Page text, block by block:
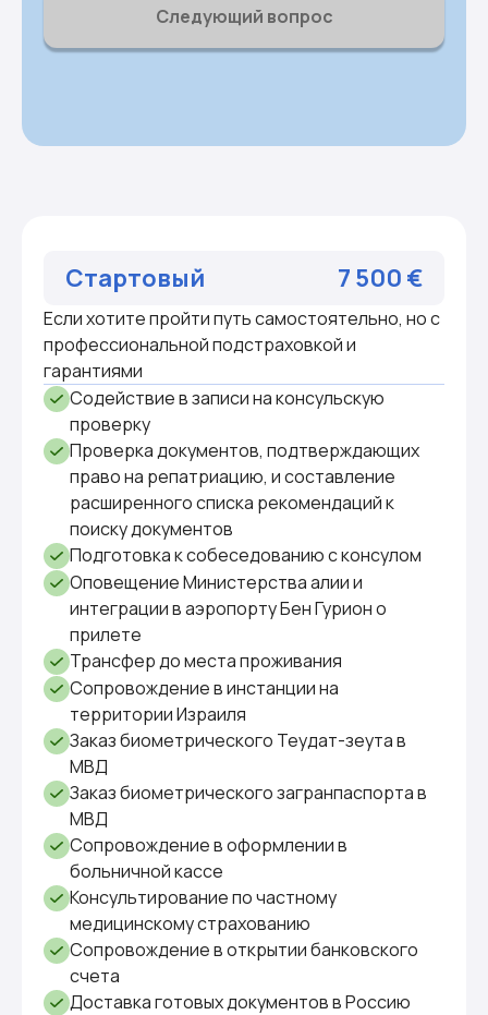
Следующий вопрос
Стартовый 7 500 €
Если хотите пройти путь самостоятельно, но с
профессиональной подстраховкой и
гарантиями
Содействие в записи на консульскую
проверку
Проверка документов, подтверждающих
право на репатриацию, и составление
расширенного списка рекомендаций к
поиску документов
Подготовка к собеседованию с консулом
Оповещение Министерства алии и
интеграции в аэропорту Бен Гурион о
прилете
Трансфер до места проживания
Сопровождение в инстанции на
территории Израиля
Заказ биометрического Теудат-зеута в
МВД
Заказ биометрического загранпаспорта в
МВД
Сопровождение в оформлении в
больничной кассе
Консультирование по частному
медицинскому страхованию
Сопровождение в открытии банковского
счета
Доставка готовых документов в Россию